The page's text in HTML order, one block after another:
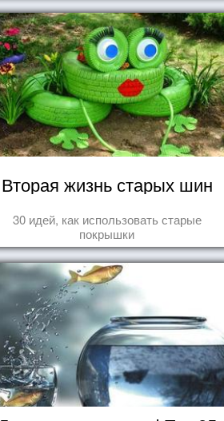
Вторая жизнь старых шин
30 идей, как использовать старые
покрышки